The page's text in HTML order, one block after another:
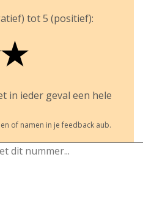
tot 5 (positief):
★
in ieder geval een hele
of namen in je feedback aub.